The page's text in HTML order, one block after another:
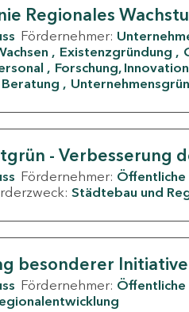
Regionales
Fördernehmer:
Existenzgründung
Forschung,
Beratung
- Verbesserung
Fördernehmer: Öffentliche
Städtebau und
besonderer
Fördernehmer: Öffentliche